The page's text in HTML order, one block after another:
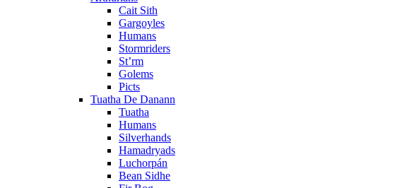
Cait Sith
Gargoyles
Humans
Stormriders
St’rm
Golems
Picts
Tuatha De Danann
Tuatha
Humans
Silverhands
Hamadryads
Luchorpán
Bean Sidhe